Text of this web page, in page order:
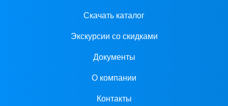
Скачать каталог
Экскурсии со скидками
Документы
О компании
Контакты